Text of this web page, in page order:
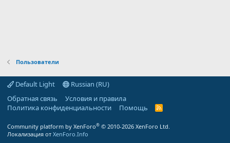
Пользователи
Default Light
Russian (RU)
Обратная связь
Условия и правила
Политика конфиденциальности
Помощь
R
Community platform by XenForo® © 2010-2026 XenForo Ltd.
Локализация от XenForo.Info